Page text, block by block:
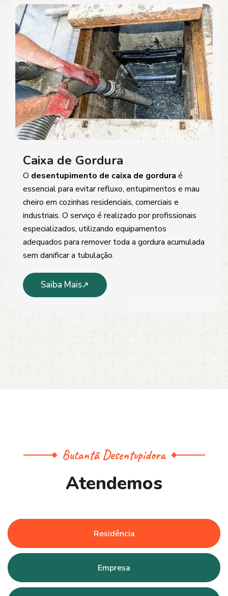
Caixa de Gordura
O desentupimento de caixa de gordura é
essencial para evitar refluxo, entupimentos e mau
cheiro em cozinhas residenciais, comerciais e
industriais. O serviço é realizado por profissionais
especializados, utilizando equipamentos
adequados para remover toda a gordura acumulada
sem danificar a tubulação.
Saiba Mais
Butantã Desentupidora
Atendemos
Residência
Empresa